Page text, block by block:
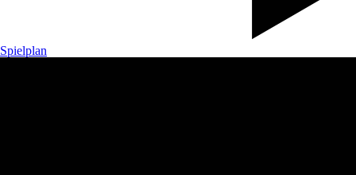
Spielplan